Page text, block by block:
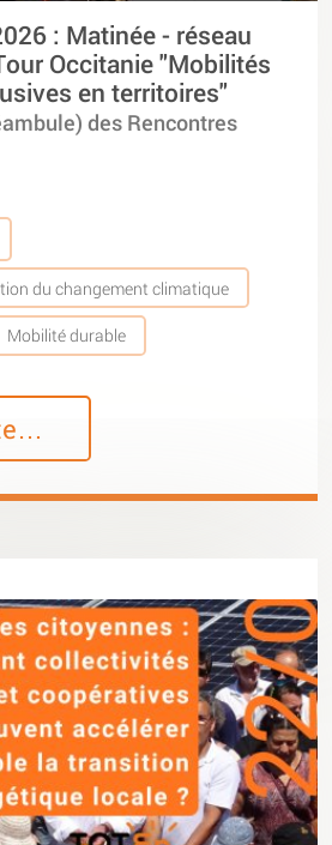
: Matinée - réseau
Occitanie "Mobilités
en territoires"
des Rencontres
du changement climatique
Mobilité durable